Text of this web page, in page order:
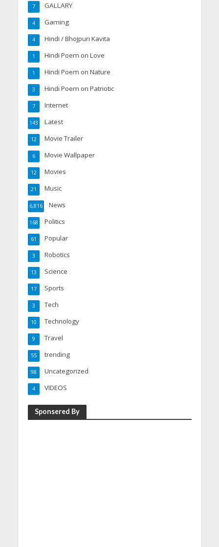
GALLARY
7
Gaming
4
Hindi / Bhojpuri Kavita
4
Hindi Poem on Love
1
Hindi Poem on Nature
1
Hindi Poem on Patriotic
3
Internet
7
Latest
143
Movie Trailer
12
Movie Wallpaper
6
Movies
12
Music
21
News
6,816
Politics
168
Popular
61
Robotics
3
Science
13
Sports
17
Tech
3
Technology
10
Travel
9
trending
55
Uncategorized
98
VIDEOS
4
Sponsered By